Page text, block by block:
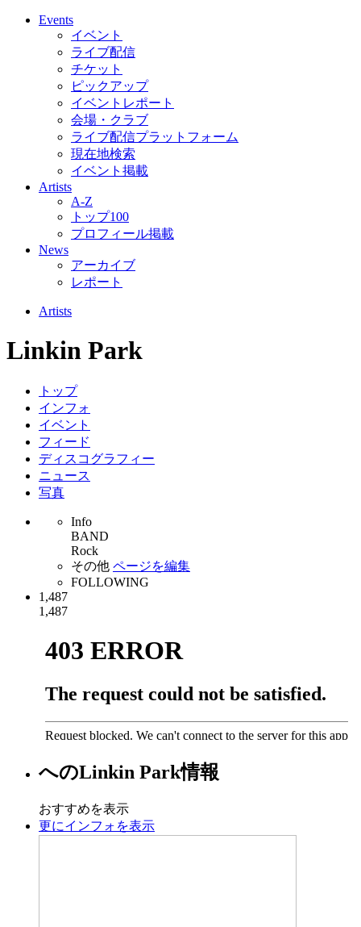
Events
イベント
ライブ配信
チケット
ピックアップ
イベントレポート
会場・クラブ
ライブ配信プラットフォーム
現在地検索
イベント掲載
Artists
A-Z
トップ100
プロフィール掲載
News
アーカイブ
レポート
Artists
Linkin Park
トップ
インフォ
イベント
フィード
ディスコグラフィー
ニュース
写真
Info
BAND
Rock
その他 ページを編集
FOLLOWING
1,487
1,487
へのLinkin Park情報
おすすめを表示
更にインフォを表示